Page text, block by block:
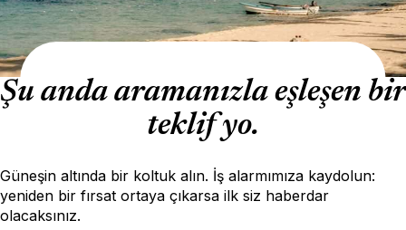
Şu anda aramanızla eşleşen bir
teklif yo.
Güneşin altında bir koltuk alın. İş alarmımıza kaydolun:
yeniden bir fırsat ortaya çıkarsa ilk siz haberdar
olacaksınız.